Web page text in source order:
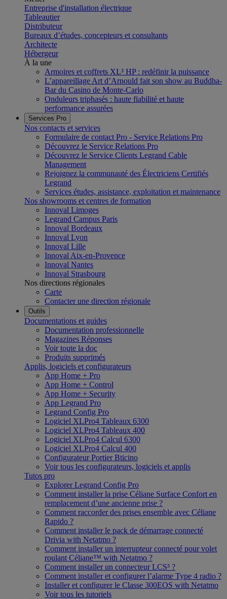
Entreprise d'installation électrique
Tableautier
Distributeur
Bureaux d’études, concepteurs et consultants
Architecte
Hébergeur
À la une
Armoires et coffrets XL³ HP : redéfinir la puissance
L’appareillage Art d’Arnould fait son show au Buddha-
Bar du Casino de Monte-Carlo
Onduleurs triphasés : haute fiabilité et haute
performance assurées
Services Pro
Nos contacts et services
Formulaire de contact Pro - Service Relations Pro
Découvrez le Service Relations Pro
Découvrez le Service Clients Legrand Cable
Management
Rejoignez la communauté des Électriciens Certifiés
Legrand
Services études, assistance, exploitation et maintenance
Nos showrooms et centres de formation
Innoval Limoges
Legrand Campus Paris
Innoval Bordeaux
Innoval Lyon
Innoval Lille
Innoval Aix-en-Provence
Innoval Nantes
Innoval Strasbourg
Nos directions régionales
Carte
Contacter une direction régionale
Outils
Documentations et guides
Documentation professionnelle
Magazines Réponses
Voir toute la doc
Produits supprimés
Applis, logiciels et configurateurs
App Home + Pro
App Home + Control
App Home + Security
App Legrand Pro
Legrand Config Pro
Logiciel XLPro4 Tableaux 6300
Logiciel XLPro4 Tableaux 400
Logiciel XLPro4 Calcul 6300
Logiciel XLPro4 Calcul 400
Configurateur Portier Bticino
Voir tous les configurateurs, logiciels et applis
Tutos pro
Explorer Legrand Config Pro
Comment installer la prise Céliane Surface Confort en
remplacement d’une ancienne prise ?
Comment raccorder des prises ensemble avec Céliane
Rapido ?
Comment installer le pack de démarrage connecté
Drivia with Netatmo ?
Comment installer un interrupteur connecté pour volet
roulant Céliane™ with Netatmo ?
Comment installer un connecteur LCS³ ?
Comment installer et configurer l’alarme Type 4 radio ?
Installer et configurer le Classe 300EOS with Netatmo
Voir tous les tutoriels